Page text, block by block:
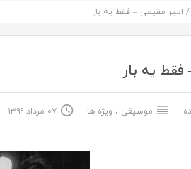
/ امیر مقیمی – فقط یه بار
یه بار
موسیقی ، ویژه ها ۰۷ مرداد ۱۳۹۹